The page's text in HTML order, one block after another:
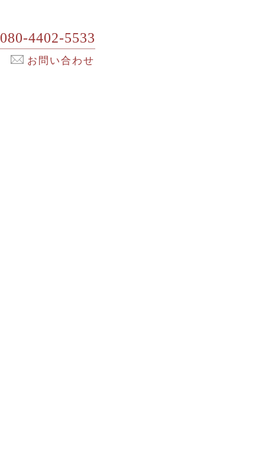
080-4402-5533
お問い合わせ